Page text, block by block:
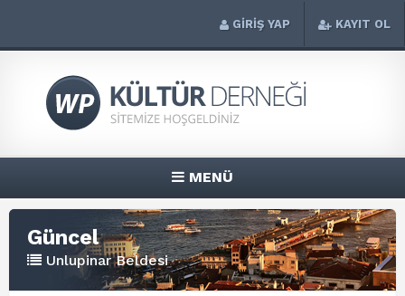
GİRİŞ YAP KAYIT OL
MENÜ
Güncel
Unlupinar Beldesi